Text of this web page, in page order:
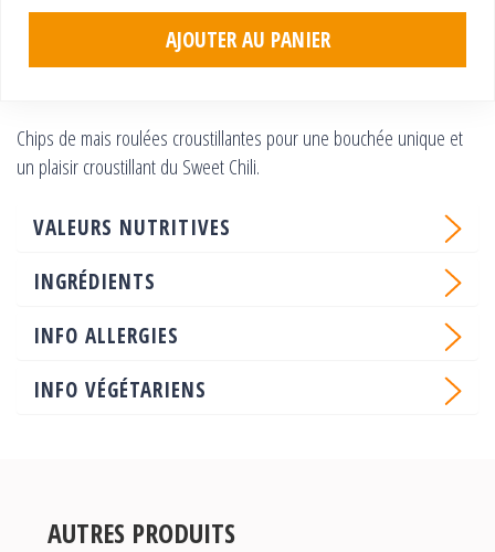
AJOUTER AU PANIER
Chips de mais roulées croustillantes pour une bouchée unique et
un plaisir croustillant du Sweet Chili.
VALEURS NUTRITIVES
INGRÉDIENTS
INFO ALLERGIES
INFO VÉGÉTARIENS
AUTRES PRODUITS